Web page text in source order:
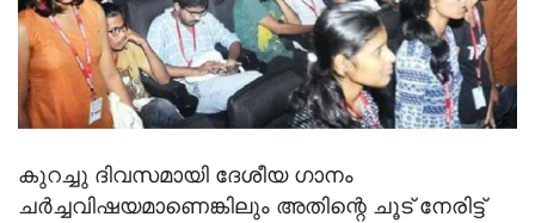
കുറച്ചു ദിവസമായി ദേശീയ ഗാനം
ചര്‍ച്ചവിഷയമാണെങ്കിലും അതിന്റെ ചൂട് നേരിട്ട്